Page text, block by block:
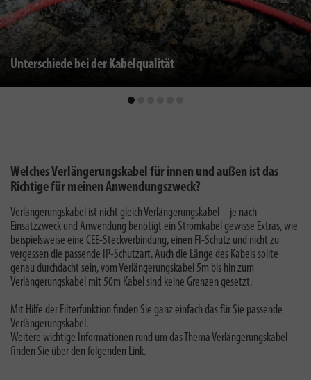
Unterschiede bei der Kabelqualität
Welches Verlängerungskabel für innen und außen ist das
Richtige für meinen Anwendungszweck?
Verlängerungskabel ist nicht gleich Verlängerungskabel – je nach
Einsatzzweck und Anwendung benötigt ein Stromkabel gewisse Extras, wie
beispielsweise eine CEE-Steckverbindung, einen FI-Schutz und nicht zu
vergessen die passende IP-Schutzart. Auch die Länge des Kabels sollte
genau durchdacht sein, vom Verlängerungskabel 5m bis hin zum
Verlängerungskabel mit 50m Kabel sind keine Grenzen gesetzt.
Mit Hilfe der Filterfunktion finden Sie ganz einfach das für Sie passende
Verlängerungskabel.
Weitere wichtige Informationen rund um das Thema Verlängerungskabel
finden Sie über den folgenden Link.